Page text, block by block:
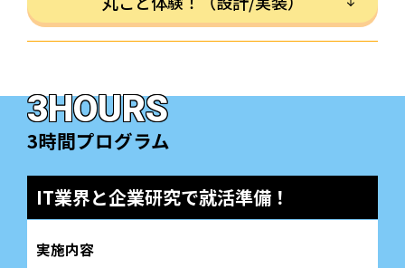
3HOURS
3時間プログラム
IT業界と企業研究で就活準備！
実施内容